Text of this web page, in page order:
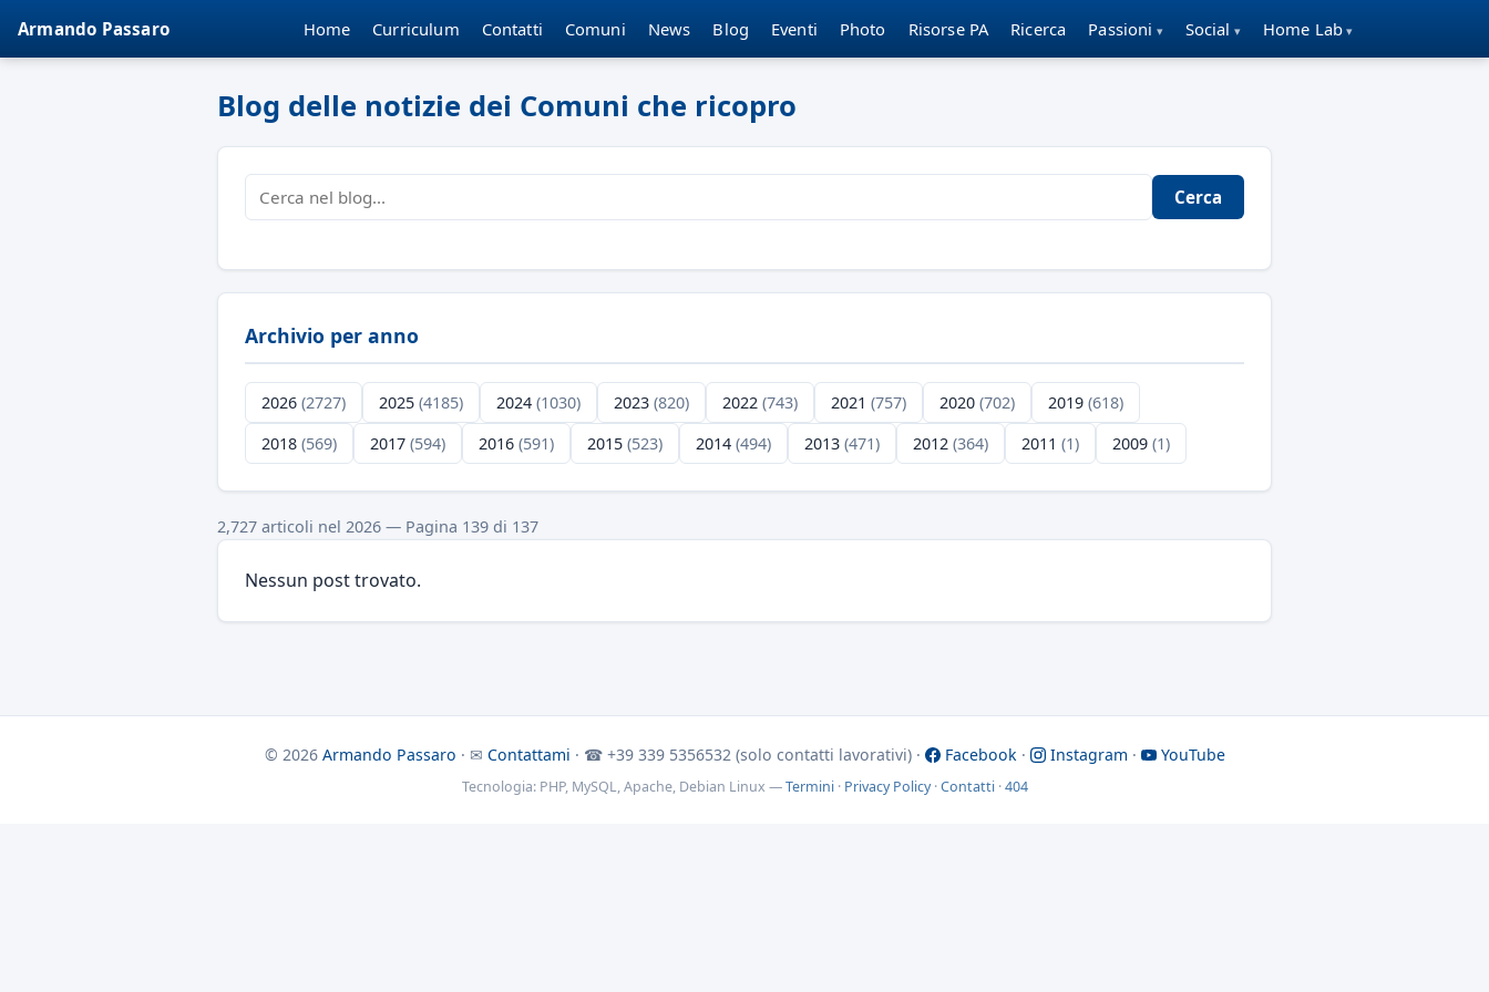
Armando Passaro Home Curriculum Contatti Comuni News Blog Eventi Photo Risorse PA Ricerca Passioni Social Home Lab
Blog delle notizie dei Comuni che ricopro
Cerca
Archivio per anno
2026 (2727) 2025 (4185) 2024 (1030) 2023 (820) 2022 (743) 2021 (757) 2020 (702) 2019 (618)
2018 (569) 2017 (594) 2016 (591) 2015 (523) 2014 (494) 2013 (471) 2012 (364) 2011 (1) 2009 (1)
2,727 articoli nel 2026 — Pagina 139 di 137
Nessun post trovato.
© 2026 Armando Passaro · ✉ Contattami · ☎ +39 339 5356532 (solo contatti lavorativi) · Facebook· Instagram · YouTube
Tecnologia: PHP, MySQL, Apache, Debian Linux —Termini· Privacy Policy·Contatti·404